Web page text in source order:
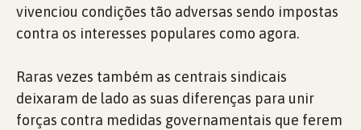
vivenciou condições tão adversas sendo impostas
contra os interesses populares como agora.
Raras vezes também as centrais sindicais
deixaram de lado as suas diferenças para unir
forças contra medidas governamentais que ferem